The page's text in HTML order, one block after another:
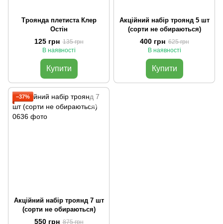
Троянда плетиста Клер
Остін
125 грн 135 грн
В наявності
Купити
Акційний набір троянд 5 шт
(сорти не обираються)
400 грн 625 грн
В наявності
Купити
−37%
Акційний набір троянд 7 шт
(сорти не обираються)
550 грн 875 грн